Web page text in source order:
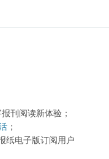
报刊阅读新体验；
；
纸电子版订阅用户